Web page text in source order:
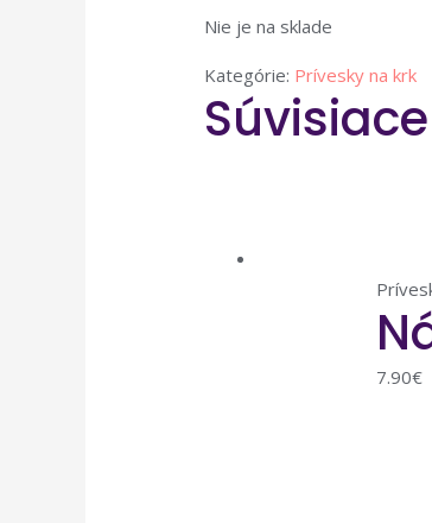
Nie je na sklade
Kategórie: Prívesky na krk
7.90€